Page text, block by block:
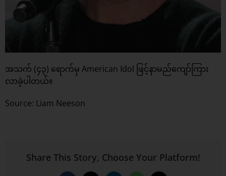
အသက် (၄၃) ရောက်မှ American Idol ဖြင့်နာမည်ကျော်ကြား
လာခဲ့ပါတယ်။
Source: Liam Neeson
Share This Story, Choose Your Platform!